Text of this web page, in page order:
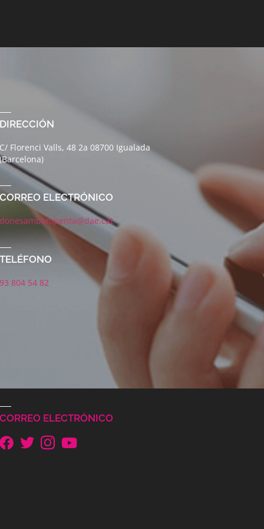
Florenci Valls, 48 2a 08700 Igualada
ELECTRÓNICO
804 54 82
ELECTRÓNICO